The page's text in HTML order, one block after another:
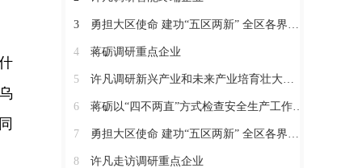
3 勇担大区使命 建功“五区两新” 全区各界学习贯彻区党代会精神（四）
4 蒋砺调研重点企业
5 许凡调研新兴产业和未来产业培育壮大工作
6 蒋砺以“四不两直”方式检查安全生产工作并慰问一线劳动者
7 勇担大区使命 建功“五区两新” 全区各界学习贯彻区党代会精神（三）
8 许凡走访调研重点企业